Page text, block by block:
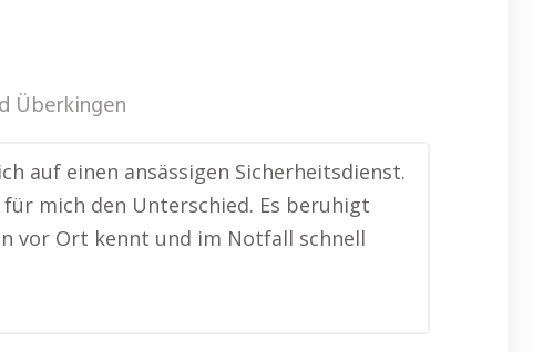
Überkingen
auf einen ansässigen Sicherheitsdienst.
mich den Unterschied. Es beruhigt
vor Ort kennt und im Notfall schnell